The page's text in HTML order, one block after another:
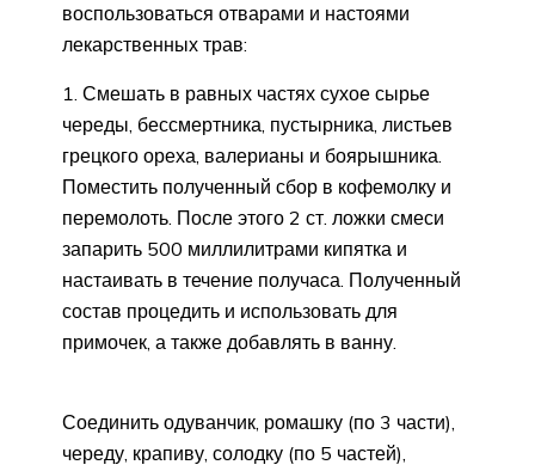
воспользоваться отварами и настоями
лекарственных трав:
Смешать в равных частях сухое сырье
череды, бессмертника, пустырника, листьев
грецкого ореха, валерианы и боярышника.
Поместить полученный сбор в кофемолку и
перемолоть. После этого 2 ст. ложки смеси
запарить 500 миллилитрами кипятка и
настаивать в течение получаса. Полученный
состав процедить и использовать для
примочек, а также добавлять в ванну.
Соединить одуванчик, ромашку (по 3 части),
череду, крапиву, солодку (по 5 частей),